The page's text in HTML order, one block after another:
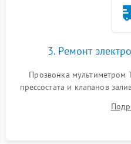
3. Ремонт
Прозвонка мультиметром
прессостата и клапанов
Восстановление